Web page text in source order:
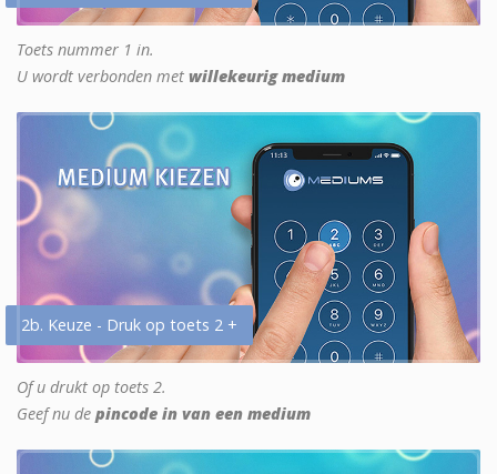
Toets nummer 1 in.
U wordt verbonden met willekeurig medium
2b. Keuze - Druk op toets 2 +
Of u drukt op toets 2.
Geef nu de pincode in van een medium